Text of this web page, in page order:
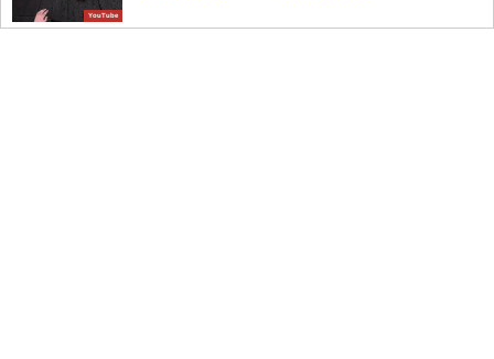
YouTube